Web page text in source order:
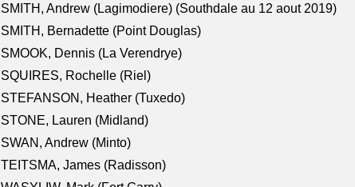
SMITH, Andrew (Lagimodiere) (Southdale au 12 aout 2019)
SMITH, Bernadette (Point Douglas)
SMOOK, Dennis (La Verendrye)
SQUIRES, Rochelle (Riel)
STEFANSON, Heather (Tuxedo)
STONE, Lauren (Midland)
SWAN, Andrew (Minto)
TEITSMA, James (Radisson)